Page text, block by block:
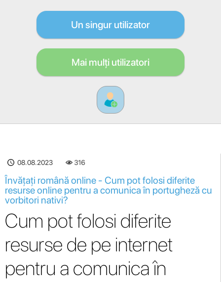
Un singur utilizator
Mai mulți utilizatori
08.08.2023 316
Învățați română online - Cum pot folosi diferite
resurse online pentru a comunica în portugheză cu
vorbitori nativi?
Cum pot folosi diferite
resurse de pe internet
pentru a comunica în